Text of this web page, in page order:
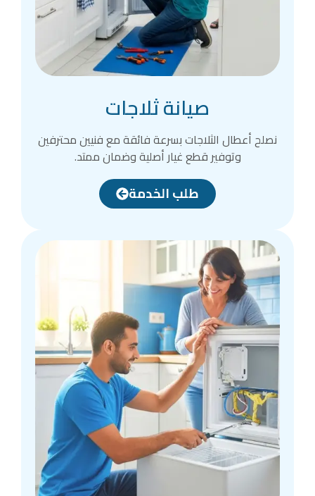
صيانة ثلاجات
نصلح أعطال الثلاجات بسرعة فائقة مع فنيين محترفين
وتوفير قطع غيار أصلية وضمان ممتد.
طلب الخدمة